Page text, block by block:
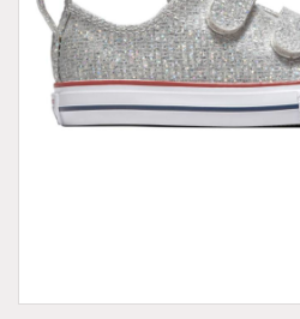
Autres marques
Vêtements